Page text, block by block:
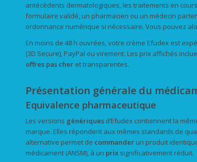
antécédents dermatologiques, les traitements en
formulaire validé, un pharmacien ou un médecin
ordonnance numérique si nécessaire. Vous pouvez
En moins de 48 h ouvrées, votre crème Efudex est
(3D Secure), PayPal ou virement. Les prix affichés
offres pas cher et transparentes.
Présentation générale du
Equivalence pharmaceutique
Les versions génériques d’Efudex contiennent la
marque. Elles répondent aux mêmes standards de
alternative permet de commander un produit
médicament (ANSM), à un prix significativement réduit.